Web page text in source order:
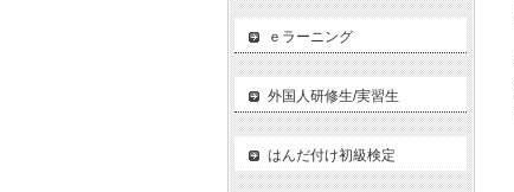
ｅラーニング
外国人研修生/実習生
はんだ付け初級検定